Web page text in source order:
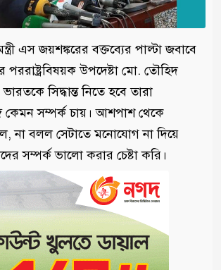
এস জয়শঙ্করের বক্তব্যের পাল্টা জবাবে
পররাষ্ট্রবিষয়ক উপদেষ্টা মো. তৌহিদ
সিদ্ধান্ত নিতে হবে তারা
কেমন সম্পর্ক চায়। আশপাশ থেকে
না বলল সেটাতে মনোযোগ না দিয়ে
সম্পর্ক ভালো করার চেষ্টা করি।